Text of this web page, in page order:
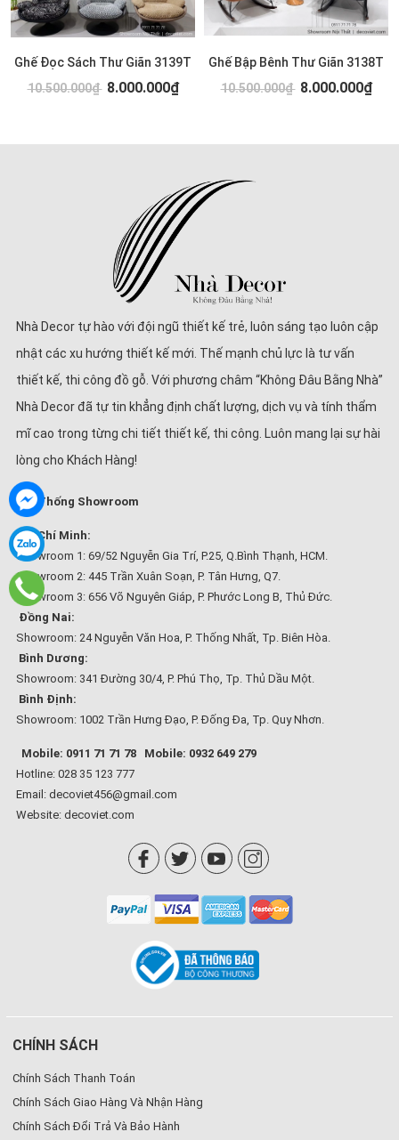
Ghế Đọc Sách Thư Giãn 3139T
10.500.000₫ 8.000.000₫
Ghế Bập Bênh Thư Giãn 3138T
10.500.000₫ 8.000.000₫
Nhà Decor tự hào với đội ngũ thiết kế trẻ, luôn sáng tạo luôn cập
nhật các xu hướng thiết kế mới. Thế mạnh chủ lực là tư vấn
thiết kế, thi công đồ gỗ. Với phương châm “Không Đâu Bằng Nhà”
Nhà Decor đã tự tin khẳng định chất lượng, dịch vụ và tính thẩm
mĩ cao trong từng chi tiết thiết kế, thi công. Luôn mang lại sự hài
lòng cho Khách Hàng!
Hệ Thống Showroom
Hồ Chí Minh:
Showroom 1: 69/52 Nguyễn Gia Trí, P.25, Q.Bình Thạnh, HCM.
Showroom 2: 445 Trần Xuân Soạn, P. Tân Hưng, Q7.
Showroom 3: 656 Võ Nguyên Giáp, P. Phước Long B, Thủ Đức.
Đồng Nai:
Showroom: 24 Nguyễn Văn Hoa, P. Thống Nhất, Tp. Biên Hòa.
Bình Dương:
Showroom: 341 Đường 30/4, P. Phú Thọ, Tp. Thủ Dầu Một.
Bình Định:
Showroom: 1002 Trần Hưng Đạo, P. Đống Đa, Tp. Quy Nhơn.
Mobile: 0911 71 71 78
Mobile: 0932 649 279
Hotline: 028 35 123 777
Email: decoviet456@gmail.com
Website: decoviet.com
CHÍNH SÁCH
Chính Sách Thanh Toán
Chính Sách Giao Hàng Và Nhận Hàng
Chính Sách Đổi Trả Và Bảo Hành